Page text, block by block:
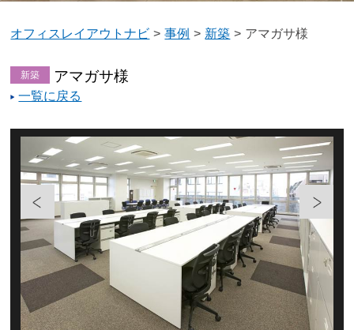
オフィスレイアウトナビ 事例 新築 アマガサ様
新築 アマガサ様
一覧に戻る